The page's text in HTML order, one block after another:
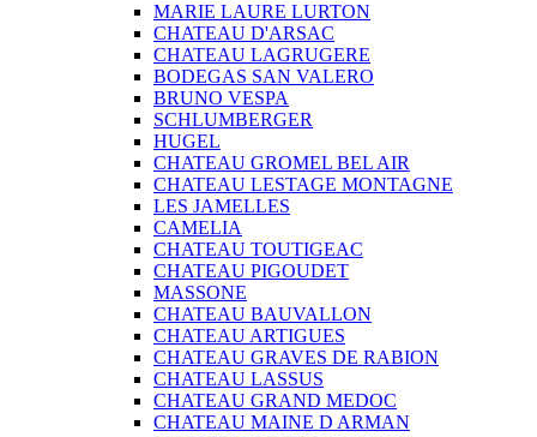
MARIE LAURE LURTON
CHATEAU D'ARSAC
CHATEAU LAGRUGERE
BODEGAS SAN VALERO
BRUNO VESPA
SCHLUMBERGER
HUGEL
CHATEAU GROMEL BEL AIR
CHATEAU LESTAGE MONTAGNE
LES JAMELLES
CAMELIA
CHATEAU TOUTIGEAC
CHATEAU PIGOUDET
MASSONE
CHATEAU BAUVALLON
CHATEAU ARTIGUES
CHATEAU GRAVES DE RABION
CHATEAU LASSUS
CHATEAU GRAND MEDOC
CHATEAU MAINE D ARMAN